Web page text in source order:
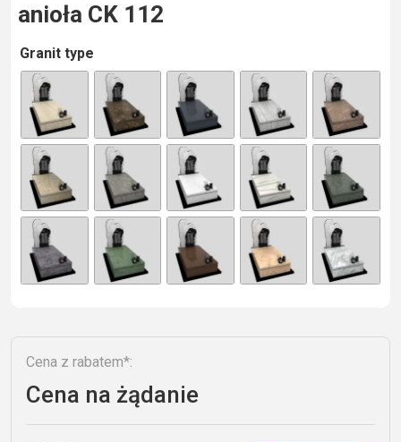
anioła CK 112
Granit type
A
lt
n
e
Cena z rabatem*:
Cena na żądanie